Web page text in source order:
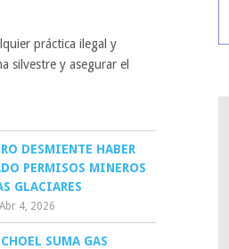
práctica ilegal y
silvestre y asegurar el
DESMIENTE HABER
PERMISOS MINEROS
GLACIARES
Abr 4, 2026
SUMA GAS